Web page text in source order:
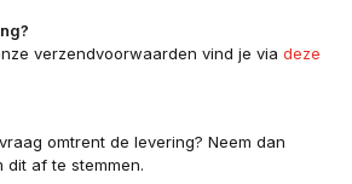
verzendvoorwaarden vind je via deze
omtrent de levering? Neem dan
dit af te stemmen.